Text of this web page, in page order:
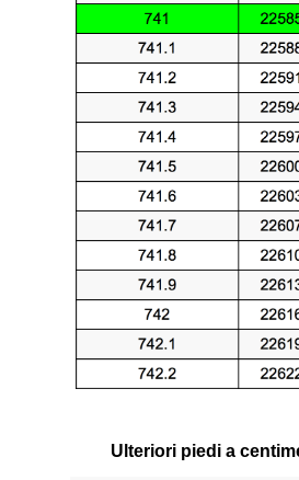
Ulteriori piedi a